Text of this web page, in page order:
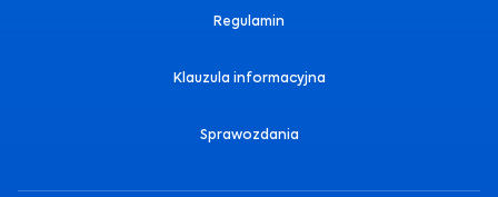
Regulamin
Klauzula informacyjna
Sprawozdania